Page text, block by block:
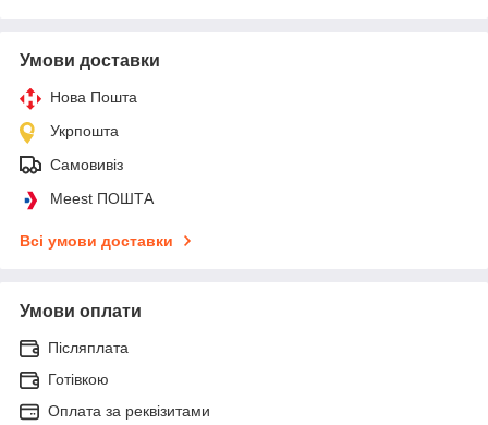
Умови доставки
Нова Пошта
Укрпошта
Самовивіз
Meest ПОШТА
Всі умови доставки
Умови оплати
Післяплата
Готівкою
Оплата за реквізитами